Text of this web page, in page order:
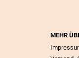
MEHR